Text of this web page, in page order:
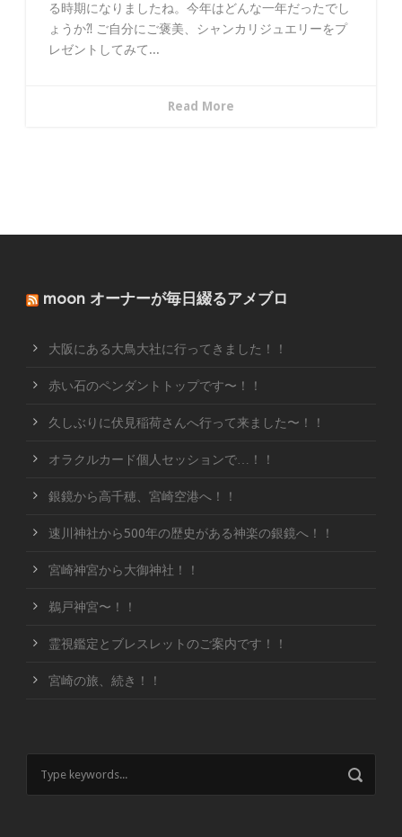
る時期になりましたね。今年はどんな一年だったでし
ょうか⁈ ご自分にご褒美、シャンカリジュエリーをプ
レゼントしてみて...
Read More
moon オーナーが毎日綴るアメブロ
大阪にある大鳥大社に行ってきました！！
赤い石のペンダントトップです〜！！
久しぶりに伏見稲荷さんへ行って来ました〜！！
オラクルカード個人セッションで…！！
銀鏡から高千穂、宮崎空港へ！！
速川神社から500年の歴史がある神楽の銀鏡へ！！
宮崎神宮から大御神社！！
鵜戸神宮〜！！
霊視鑑定とブレスレットのご案内です！！
宮崎の旅、続き！！